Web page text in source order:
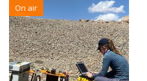
On air